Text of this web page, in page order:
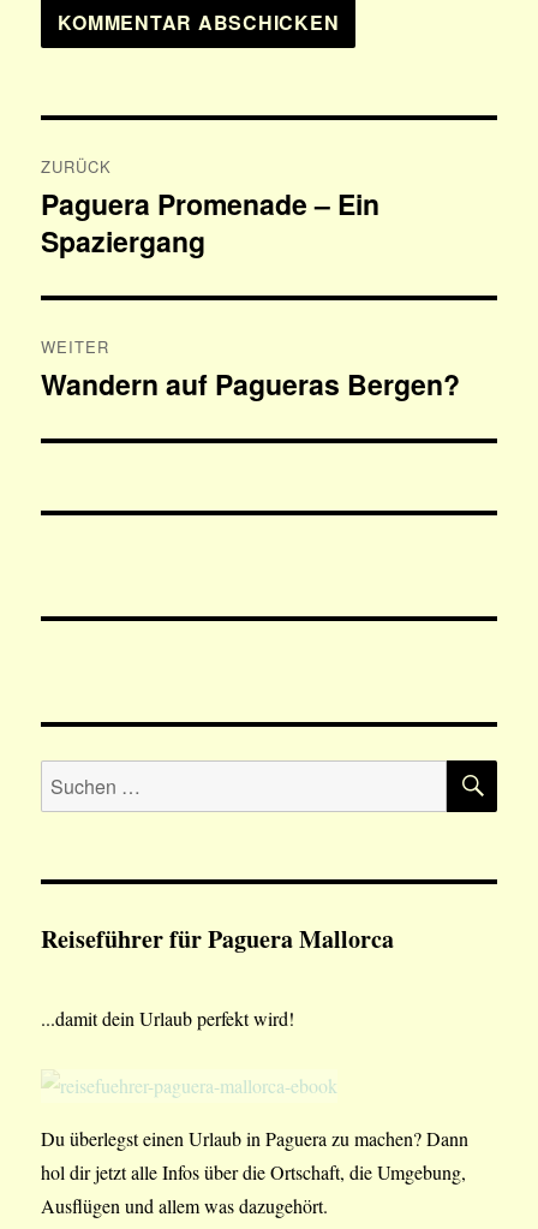
ZURÜCK
Vorheriger
Beitrag:
Paguera Promenade – Ein
Spaziergang
WEITER
Nächster
Wandern auf Pagueras Bergen?
Suchen
nach:
Reiseführer für Paguera Mallorca
...damit dein Urlaub perfekt wird!
Du überlegst einen Urlaub in Paguera zu machen? Dann
hol dir jetzt alle Infos über die Ortschaft, die Umgebung,
Ausflügen und allem was dazugehört.